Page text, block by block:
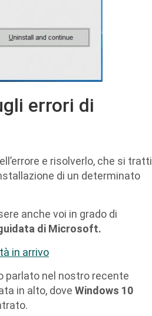
errori di
e risolverlo, che si tratti
di un determinato
anche voi in grado di
di Microsoft.
in arrivo
parlato nel nostro recente
in alto, dove Windows 10